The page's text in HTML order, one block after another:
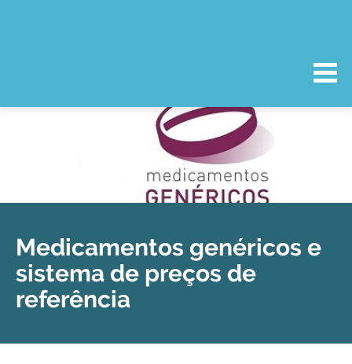
Medicamentos genéricos e
sistema de preços de
referência